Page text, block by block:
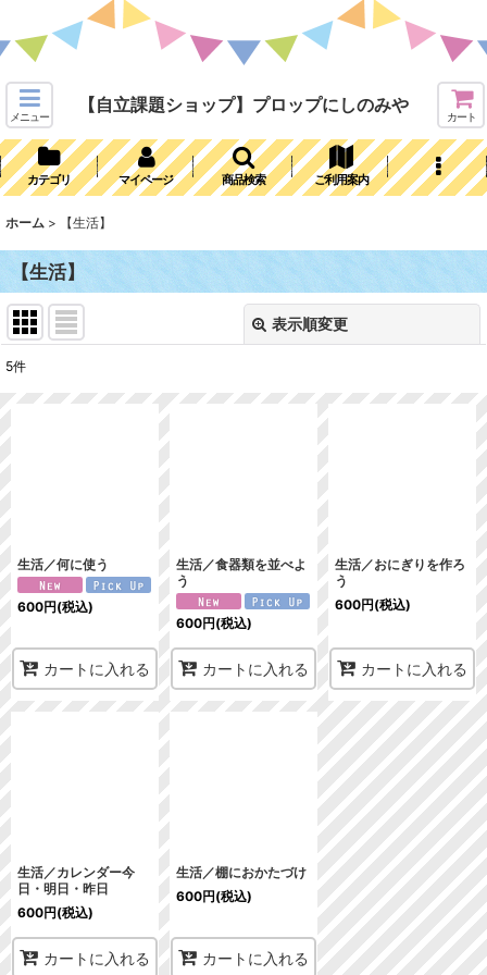
メニュー
【自立課題ショップ】プロップにしのみや
カート
カテゴリ マイページ 商品検索 ご利用案内
ホーム > 【生活】
【生活】
表示順変更
5件
生活／何に使う
600円(税込)
カートに入れる
生活／食器類を並べよ
う
600円(税込)
カートに入れる
生活／おにぎりを作ろ
う
600円(税込)
カートに入れる
生活／カレンダー今
日・明日・昨日
600円(税込)
カートに入れる
生活／棚におかたづけ
600円(税込)
カートに入れる